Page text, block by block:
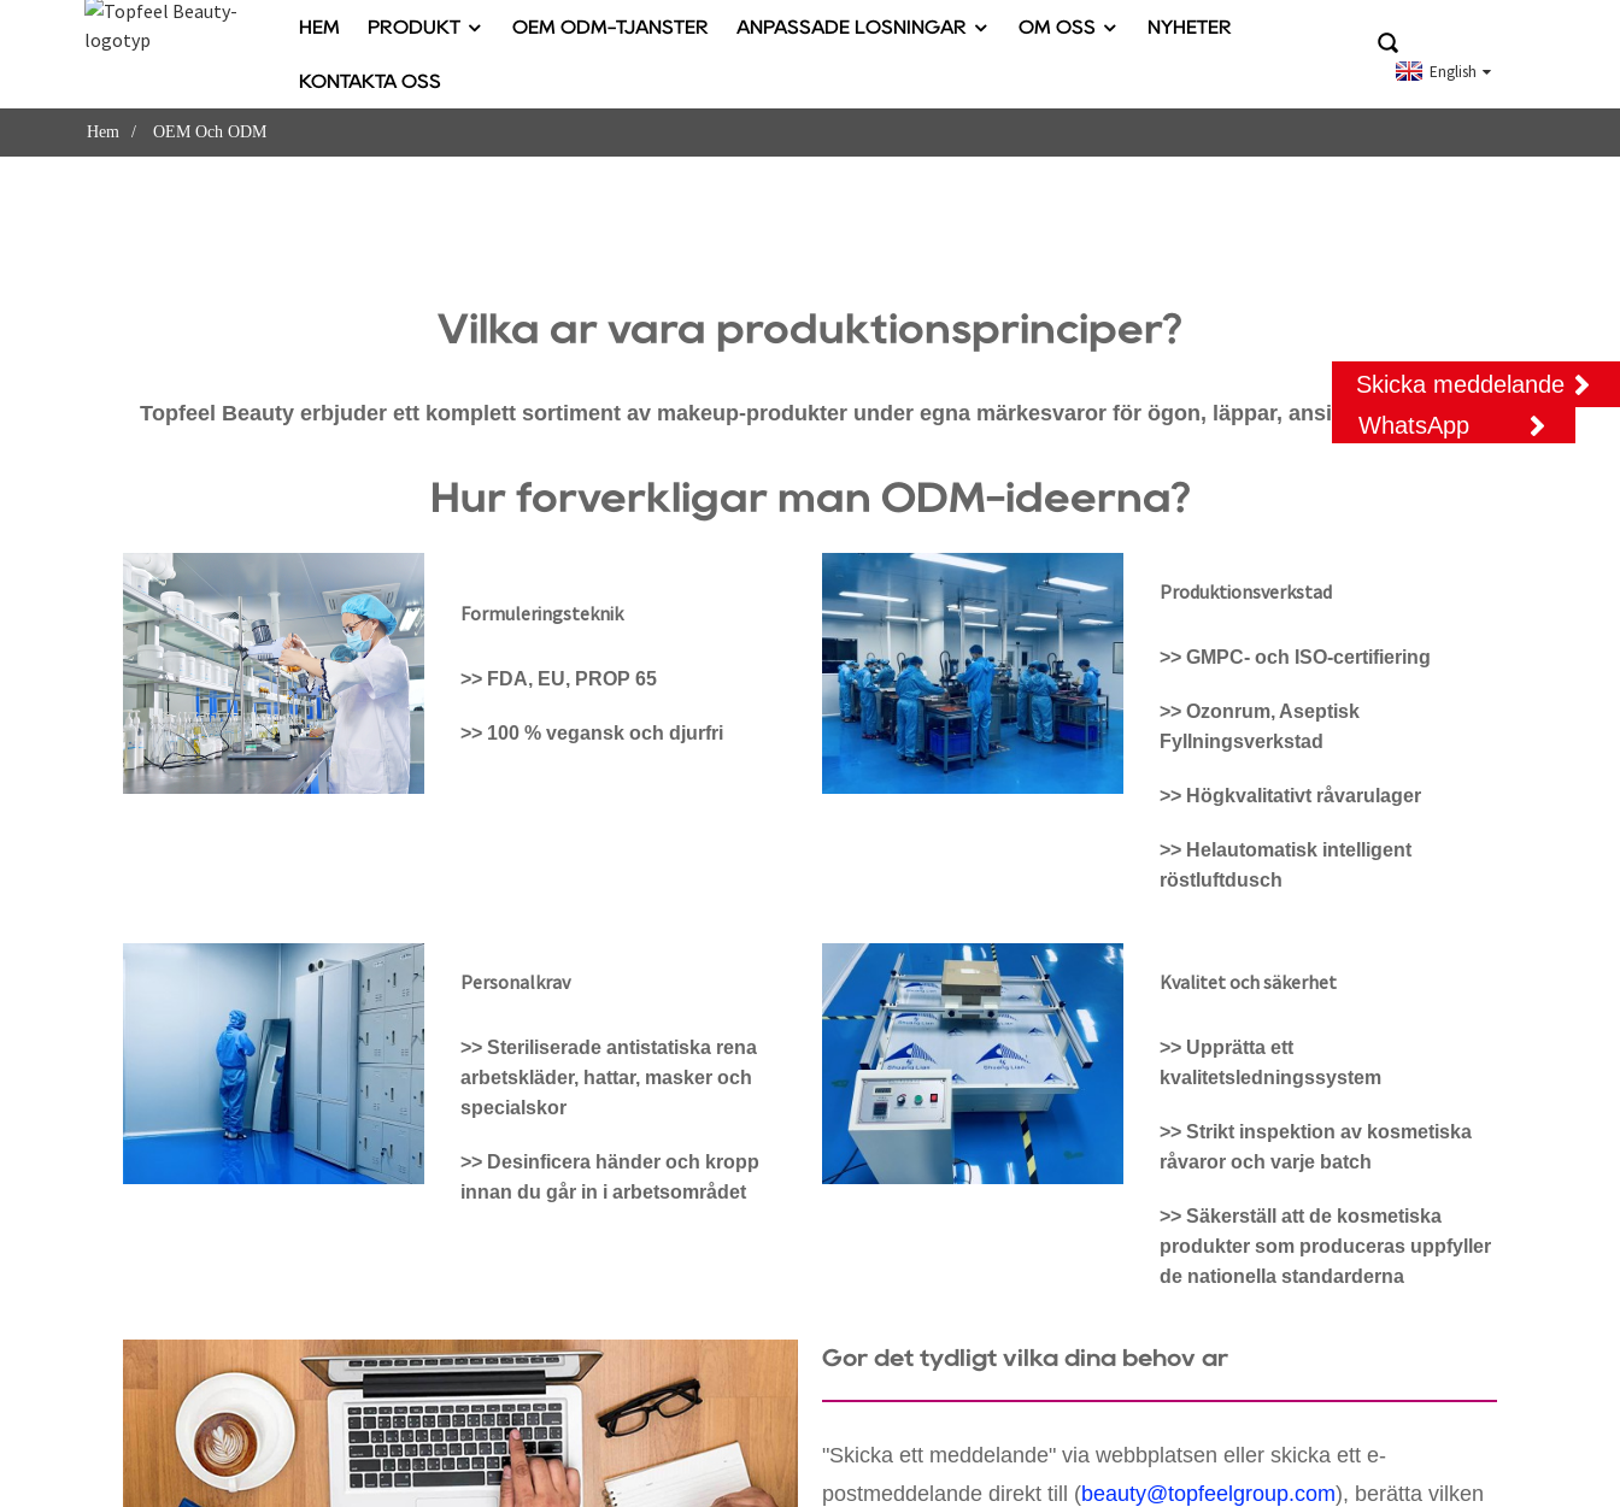
HEM PRODUKT OEM ODM-TJÄNSTER ANPASSADE LÖSNINGAR OM OSS NYHETER
KONTAKTA OSS English
Hem OEM Och ODM
Vilka är våra produktionsprinciper?
Topfeel Beauty erbjuder ett komplett sortiment av makeup-produkter under egna märkesvaror för ögon, läppar, ansikte och kropp.
Hur förverkligar man ODM-idéerna?
Formuleringsteknik
>> FDA, EU, PROP 65
>> 100 % vegansk och djurfri
Produktionsverkstad
>> GMPC- och ISO-certifiering
>> Ozonrum, Aseptisk
Fyllningsverkstad
>> Högkvalitativt råvarulager
>> Helautomatisk intelligent
röstluftdusch
Personalkrav
>> Steriliserade antistatiska rena
arbetskläder, hattar, masker och
specialskor
>> Desinficera händer och kropp
innan du går in i arbetsområdet
Kvalitet och säkerhet
>> Upprätta ett
kvalitetsledningssystem
>> Strikt inspektion av kosmetiska
råvaror och varje batch
>> Säkerställ att de kosmetiska
produkter som produceras uppfyller
de nationella standarderna
Gör det tydligt vilka dina behov är
"Skicka ett meddelande" via webbplatsen eller skicka ett e-
postmeddelande direkt till (beauty@topfeelgroup.com), berätta vilken
Skicka meddelande
WhatsApp